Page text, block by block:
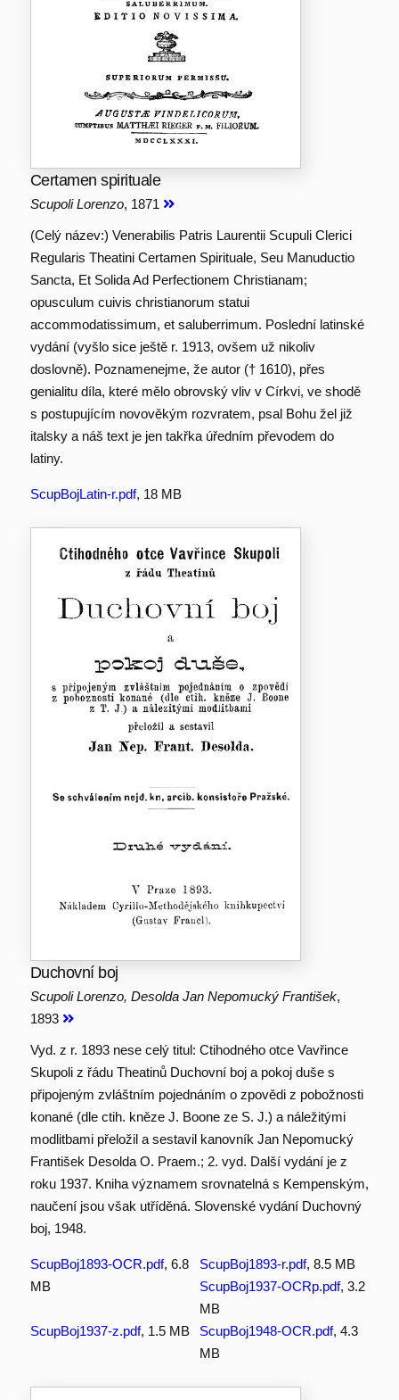
Certamen spirituale
Scupoli Lorenzo, 1871
(Celý název:) Venerabilis Patris Laurentii Scupuli Clerici
Regularis Theatini Certamen Spirituale, Seu Manuductio
Sancta, Et Solida Ad Perfectionem Christianam;
opusculum cuivis christianorum statui
accommodatissimum, et saluberrimum. Poslední latinské
vydání (vyšlo sice ještě r. 1913, ovšem už nikoliv
doslovně). Poznamenejme, že autor († 1610), přes
genialitu díla, které mělo obrovský vliv v Církvi, ve shodě
s postupujícím novověkým rozvratem, psal Bohu žel již
italsky a náš text je jen takřka úředním převodem do
latiny.
ScupBojLatin-r.pdf, 18 MB
Duchovní boj
Scupoli Lorenzo, Desolda Jan Nepomucký František,
1893
Vyd. z r. 1893 nese celý titul: Ctihodného otce Vavřince
Skupoli z řádu Theatinů Duchovní boj a pokoj duše s
připojeným zvláštním pojednáním o zpovědi z pobožnosti
konané (dle ctih. kněze J. Boone ze S. J.) a náležitými
modlitbami přeložil a sestavil kanovník Jan Nepomucký
František Desolda O. Praem.; 2. vyd. Další vydání je z
roku 1937. Kniha významem srovnatelná s Kempenským,
naučení jsou však utříděná. Slovenské vydání Duchovný
boj, 1948.
ScupBoj1893-OCR.pdf, 6.8
MB
ScupBoj1893-r.pdf, 8.5 MB
ScupBoj1937-OCRp.pdf, 3.2
MB
ScupBoj1937-z.pdf, 1.5 MB ScupBoj1948-OCR.pdf, 4.3
MB